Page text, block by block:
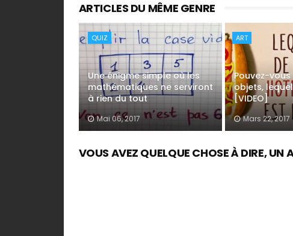
ARTICLES DU MÊME GENRE
QUIZ
Une énigme simple où les
mathématiques ne serviront
à rien du tout
Mai 06, 2017
ART
Pouvez-
objets,
[VIDEO]
Mars 22, 2017
VOUS AVEZ QUELQUE CHOSE À DIRE, UN